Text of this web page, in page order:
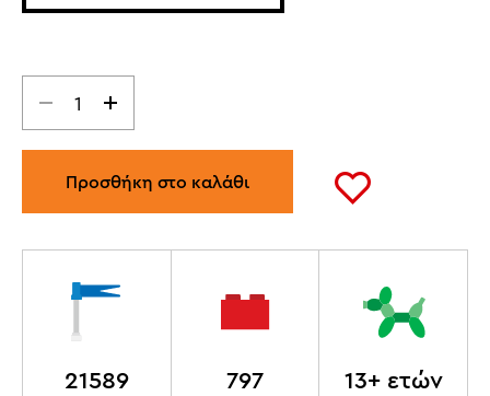
Προσθήκη στο καλάθι
21589 797 13+ ετών